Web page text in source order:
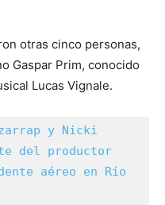
otras cinco personas,
Gaspar Prim, conocido
Lucas Vignale.
y Nicki
del productor
aéreo en Río